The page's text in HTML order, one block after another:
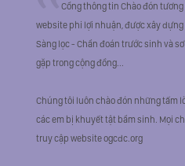
Cổng thông tin Chào đón
website phi lợi nhuận, được xây
Sàng lọc - Chẩn đoán trước sinh và
gặp trong cộng đồng...
Chúng tôi luôn chào đón những tấm
các em bị khuyết tật bẩm sinh. Mọi
truy cập website ogcdc.org